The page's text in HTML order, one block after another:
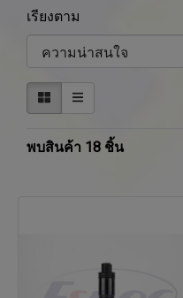
เรียงตาม
พบสินค้า 18 ชิ้น